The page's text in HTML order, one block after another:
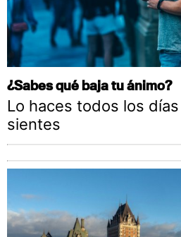
¿Sabes qué baja tu ánimo?
Lo haces todos los
sientes